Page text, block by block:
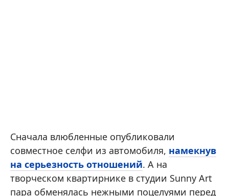
Сначала влюбленные опубликовали
совместное селфи из автомобиля, намекнув
на серьезность отношений. А на
творческом квартирнике в студии Sunny Art
пара обменялась нежными поцелуями перед